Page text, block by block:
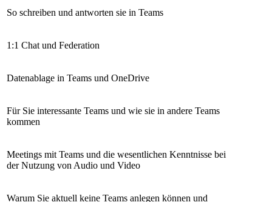
So schreiben und antworten sie in Teams
1:1 Chat und Federation
Datenablage in Teams und OneDrive
Für Sie interessante Teams und wie sie in andere Teams
kommen
Meetings mit Teams und die wesentlichen Kenntnisse bei
der Nutzung von Audio und Video
Warum Sie aktuell keine Teams anlegen können und